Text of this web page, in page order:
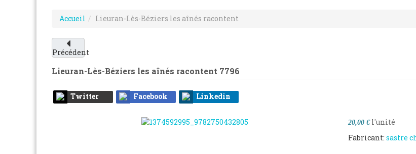
Accueil Lieuran-Lès-Béziers les aînés racontent
Précédent
Lieuran-Lès-Béziers les aînés racontent 7796
Twitter Facebook Linkedin
20,00 € l'unité
Fabricant: sastre